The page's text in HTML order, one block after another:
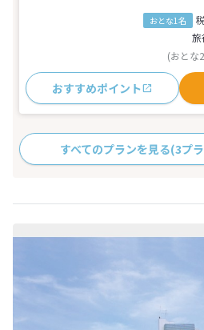
おとな1名
旅
(おとな
おすすめポイント
すべてのプランを見る(3プ